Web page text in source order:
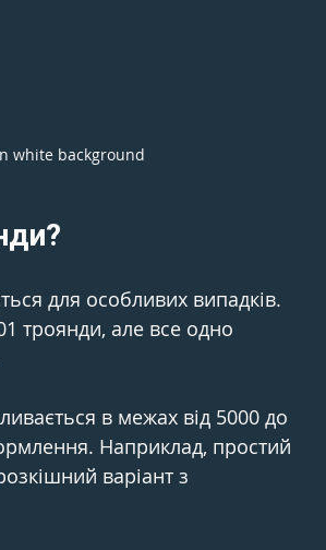
white background
для особливих випадків.
троянди, але все одно
в межах від 5000 до
Наприклад, простий
варіант з